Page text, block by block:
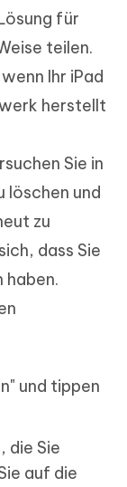
für
teilen.
Ihr iPad
herstellt
Sie in
löschen und
zu
dass Sie
haben.
und tippen
die Sie
auf die